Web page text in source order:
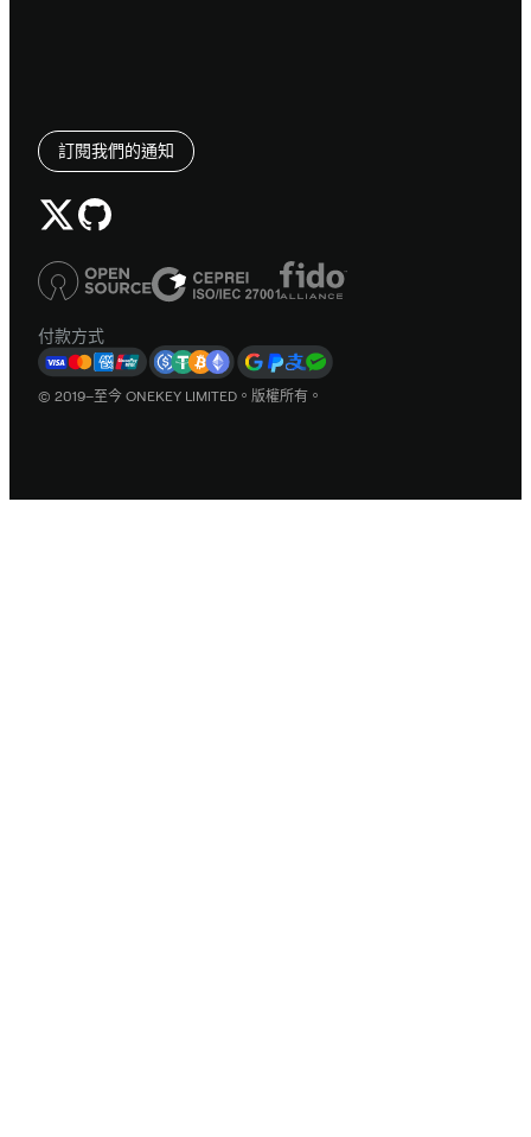
訂閱我們的通知
付款方式
© 2019–至今 ONEKEY LIMITED。版權所有。